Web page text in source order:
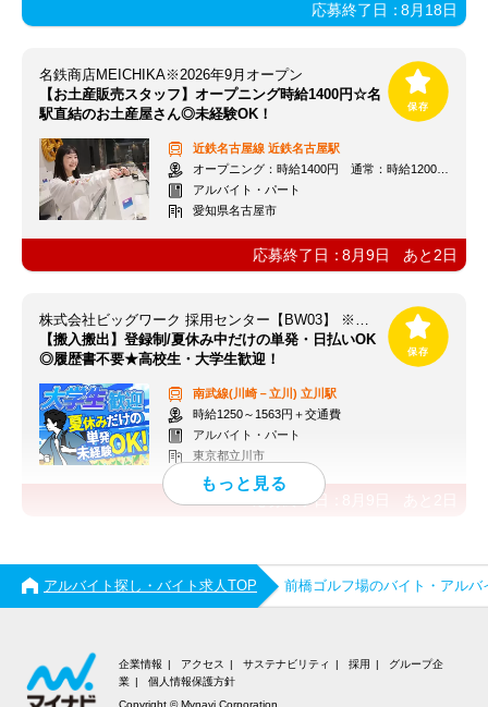
応募終了日：8月18日
名鉄商店MEICHIKA※2026年9月オープン
【お土産販売スタッフ】オープニング時給1400円☆名
駅直結のお土産屋さん◎未経験OK！
近鉄名古屋線 近鉄名古屋駅
オープニング：時給1400円 通常：時給1200円～＋交通費全額支給
アルバイト・パート
愛知県名古屋市
応募終了日：8月9日 あと 2日
株式会社ビッグワーク 採用センター【BW03】 ※立川エリア
【搬入搬出】登録制/夏休み中だけの単発・日払いOK
◎履歴書不要★高校生・大学生歓迎！
南武線(川崎－立川) 立川駅
時給1250～1563円＋交通費
アルバイト・パート
東京都立川市
応募終了日：
アルバイト探し・バイト求人TOP 前橋ゴルフ場のバイト・アルバ
企業情報 アクセス サステナビリティ 採用
グループ企
業
個人情報保護方針
Copyright © Mynavi Corporation